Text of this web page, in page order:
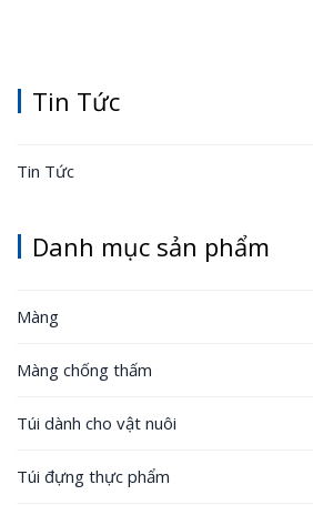
Tin Tức
Tin Tức
Danh mục sản phẩm
Màng
Màng chống thấm
Túi dành cho vật nuôi
Túi đựng thực phẩm